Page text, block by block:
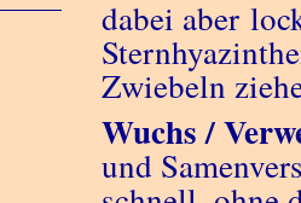
dabei aber
Zwiebeln
Wuchs /
und